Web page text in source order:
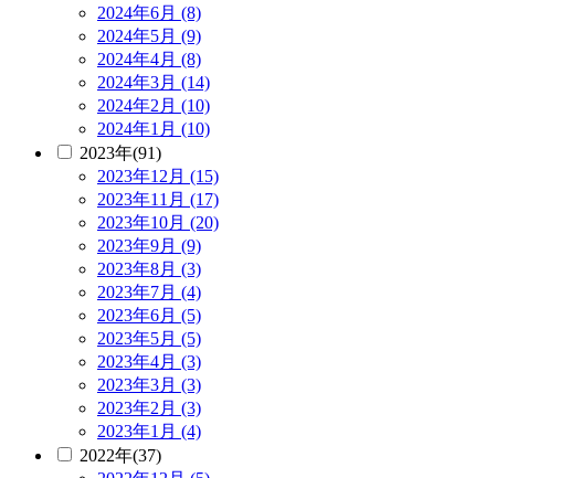
2024年6月 (8)
2024年5月 (9)
2024年4月 (8)
2024年3月 (14)
2024年2月 (10)
2024年1月 (10)
2023年(91)
2023年12月 (15)
2023年11月 (17)
2023年10月 (20)
2023年9月 (9)
2023年8月 (3)
2023年7月 (4)
2023年6月 (5)
2023年5月 (5)
2023年4月 (3)
2023年3月 (3)
2023年2月 (3)
2023年1月 (4)
2022年(37)